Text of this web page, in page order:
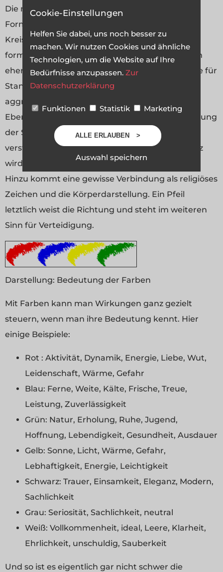
Die meisten Menschen assoziieren bestimmte
Formen mit ganz bestimmten Gefühlen.
Kreise lösen z.B. meist Ruhe aus und wirken
formvollendet und ganzheitlich. Vierecke stehen
eher für Ausgewogenheit, wohingegen Dreiecke für
Standhaftigkeit stehen und gewissermaßen
aggressiv wirken (durch die Spitzen der Form).
Ebenso wirken Dreiecke richtungweisend (Richtung
der Spitze) und können als Gefahrenhinweis
verstanden werden (Verkehrsschilder). Ein Kreuz
wird meist mit absoluter Symmetrie assoziiert.
Hinzu kommt eine gewisse Verbindung als religiöses
Zeichen und die Körperdarstellung. Ein Pfeil
letztlich weist die Richtung und steht im weiteren
Sinn für Verteidigung.
Darstellung: Bedeutung der Farben
Mit Farben kann man Wirkungen ganz gezielt
steuern, wenn man ihre Bedeutung kennt. Hier
einige Beispiele:
Rot : Aktivität, Dynamik, Energie, Liebe, Wut,
Leidenschaft, Wärme, Gefahr
Blau: Ferne, Weite, Kälte, Frische, Treue,
Leistung, Zuverlässigkeit
Grün: Natur, Erholung, Ruhe, Jugend,
Hoffnung, Lebendigkeit, Gesundheit, Ausdauer
Gelb: Sonne, Licht, Wärme, Gefahr,
Lebhaftigkeit, Energie, Leichtigkeit
Schwarz: Trauer, Einsamkeit, Eleganz, Modern,
Sachlichkeit
Grau: Seriosität, Sachlichkeit, neutral
Weiß: Vollkommenheit, ideal, Leere, Klarheit,
Ehrlichkeit, unschuldig, Sauberkeit
Und so ist es eigentlich gar nicht schwer die
Cookie-Einstellungen
Helfen Sie dabei, uns noch besser zu
machen. Wir nutzen Cookies und ähnliche
Technologien, um die Website auf Ihre
Bedürfnisse anzupassen. Zur
Datenschutzerklärung
Funktionen Statistik Marketing
ALLE ERLAUBEN
Auswahl speichern